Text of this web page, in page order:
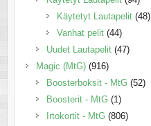
Käytetyt Lautapelit (48)
Vanhat pelit (44)
Uudet Lautapelit (47)
Magic (MtG) (916)
Boosterboksit - MtG (52)
Boosterit - MtG (1)
Irtokortit - MtG (806)